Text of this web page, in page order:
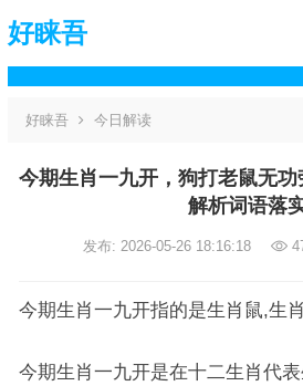
好睐吾
好睐吾 今日解读
今期生肖一九开，狗打老鼠无
解析词语落
发布: 2026-05-26 18:16:18
今期生肖一九开指的是生肖鼠,生
今期生肖一九开是在十二生肖代表